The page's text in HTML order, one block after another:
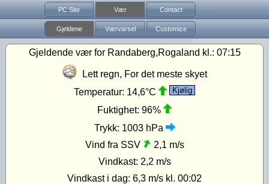
PC Site Vær Contact
Gjeldene Værvarsel Customize
Gjeldende vær for Randaberg,Rogaland kl.: 07:15
Lett regn, For det meste skyet
Temperatur: 14,6°C Kjølig
Fuktighet: 96%
Trykk: 1003 hPa
Vind fra SSV
2,1 m/s
Vindkast: 2,2 m/s
Vindkast i dag: 6,3 m/s kl. 00:02